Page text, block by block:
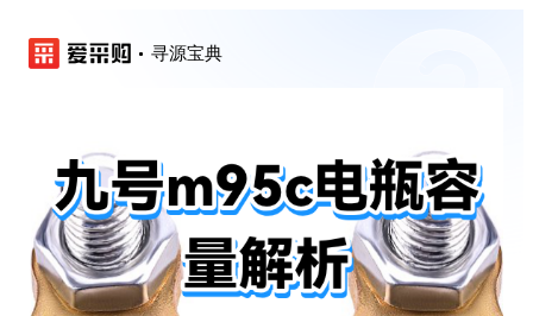
寻源宝典